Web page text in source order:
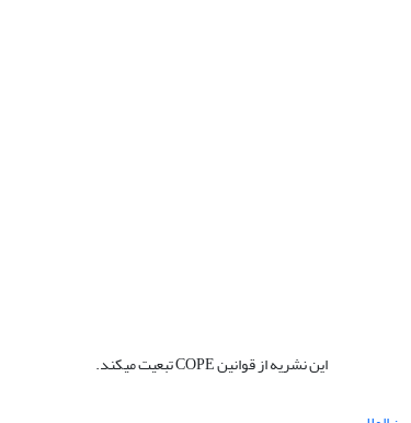
این نشریه از قوانین COPE تبعیت میکند.